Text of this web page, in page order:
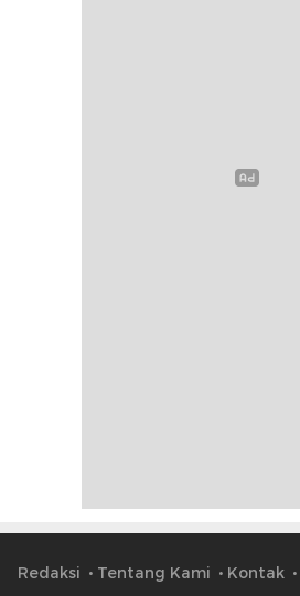
Redaksi Tentang Kami Kontak